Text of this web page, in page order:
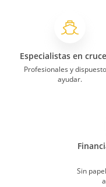
Especialistas en
Profesionales y
ayudar.
Sin